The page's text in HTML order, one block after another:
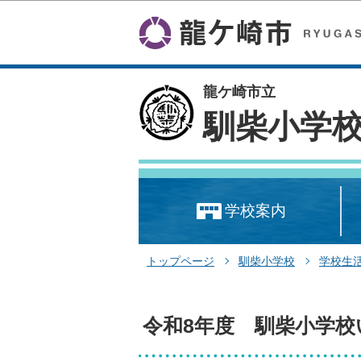
龍ケ崎市立
馴柴小学
学校案内
トップページ 馴柴小学校 学校生
令和8年度 馴柴小学校